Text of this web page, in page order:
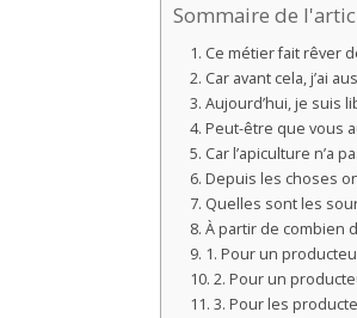
Sommaire de
Ce métier fait rêver
Car avant cela, j’ai
Aujourd’hui, je suis
Peut-être que vous
Car l’apiculture n’a
Depuis les choses
Quelles sont les
À partir de combien
1. Pour un
2. Pour un
3. Pour les